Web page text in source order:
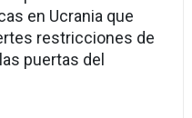
en Ucrania que
restricciones de
puertas del